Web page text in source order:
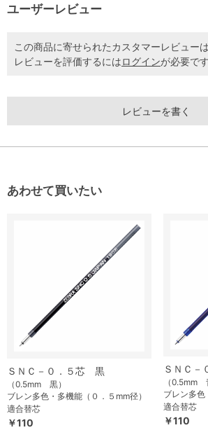
ユーザーレビュー
この商品に寄せられたカスタマーレビュー
レビューを評価するにはログインが必要です
レビューを書く
あわせて買いたい
ＳＮＣ－０．５芯 黒
（0.5mm 黒）
ブレン多色・多機能（０．５mm径）
適合替芯
￥110
ＳＮＣ
（0.5mm
ブレン多色
適合替芯
￥110